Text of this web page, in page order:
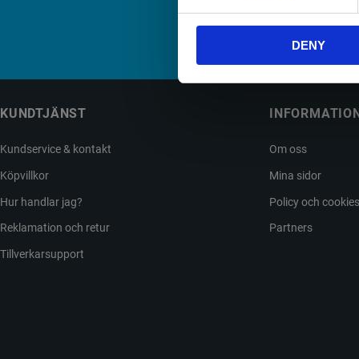
DENY
KUNDTJÄNST
Kundservice & kontakt
Köpvillkor
Hur handlar jag?
Reklamation och retur
Tillverkarsupport
Om oss
Mina sidor
Policy och cookies
Partners